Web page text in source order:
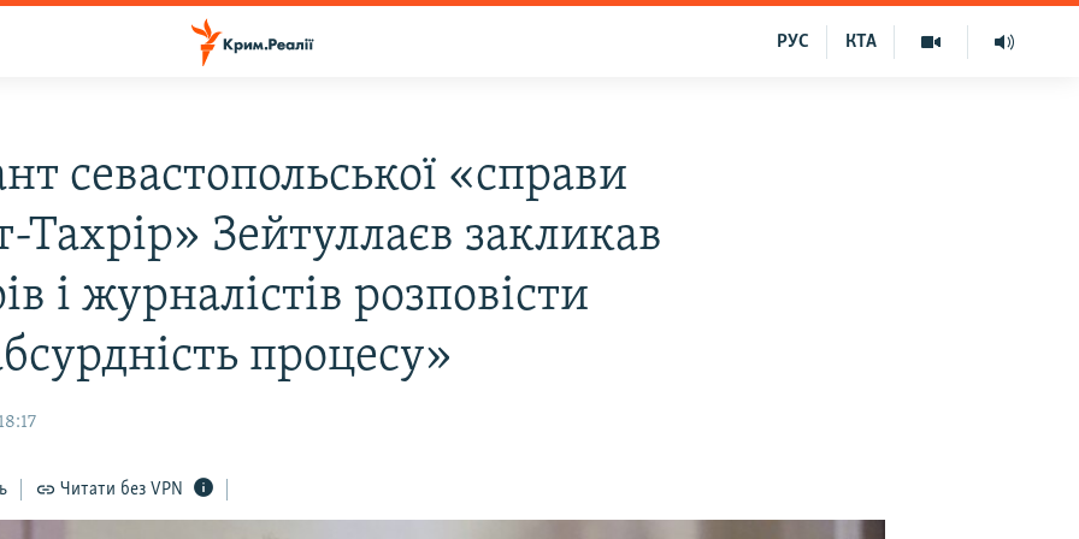
КТА
РУС
севастопольської «справи
Тахрір» Зейтуллаєв закликав
і журналістів розповісти
процесу»
Читати без VPN